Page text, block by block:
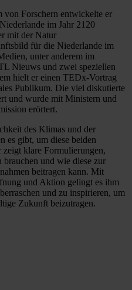
von Forschern entwickelte er
im Jahr 2120
mit der Natur
für die Niederlande im
unter anderem im
Nieuws und zwei speziellen
hielt er einen TEDx-Vortrag
Publikum. Die viel diskutierte
und wurde mit Ministern und
erörtert.
des Klimas und der
es gibt, um diese beiden
zeigt klare Formulierungen,
und wie diese zur
beitragen kann. Mit
und Aktion gelingt es ihm
und zu inspirieren, um
Zukunft beizutragen.